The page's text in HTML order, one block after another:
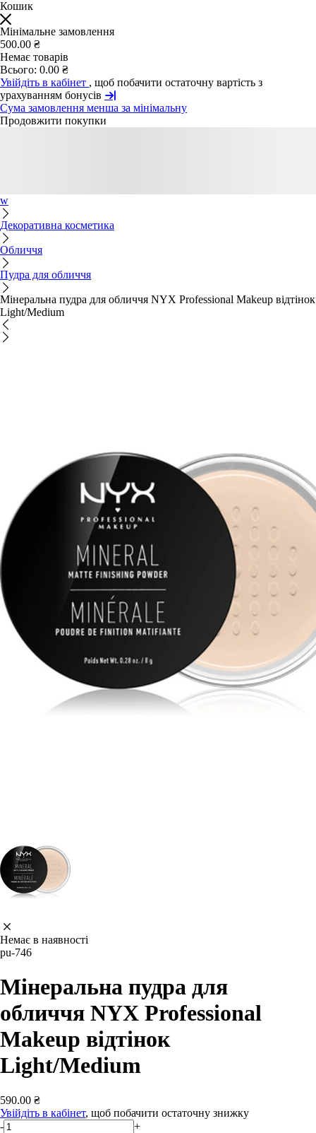
Кошик
Мінімальне замовлення
500.00 ₴
Немає товарів
Всього: 0.00 ₴
Увійдіть в кабінет , щоб побачити остаточну вартість з
урахуванням бонусів
Сума замовлення менша за мінімальну
Продовжити покупки
w
Декоративна косметика
Обличчя
Пудра для обличчя
Мінеральна пудра для обличчя NYX Professional Makeup відтінок
Light/Medium
Немає в наявності
pu-746
Мінеральна пудра для
обличчя NYX Professional
Makeup відтінок
Light/Medium
590.00 ₴
Увійдіть в кабінет, щоб побачити остаточну знижку
-
+